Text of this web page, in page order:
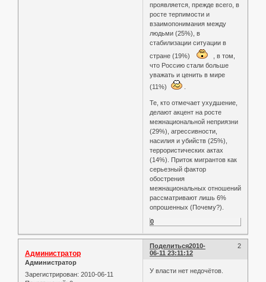
проявляется, прежде всего, в
росте терпимости и
взаимопонимания между
людьми (25%), в
стабилизации ситуации в
стране (19%)
, в том,
что Россию стали больше
уважать и ценить в мире
(11%)
Те, кто отмечает ухудшение,
делают акцент на росте
межнациональной неприязни
(29%), агрессивности,
насилия и убийств (25%),
террористических актах
(14%). Приток мигрантов как
серьезный фактор
обострения
межнациональных отношений
рассматривают лишь 6%
опрошенных (Почему?).
0
Поделиться 2
2010-
06-11 23:11:12
Администратор
Администратор
Зарегистрирован: 2010-06-11
У власти нет недочётов.